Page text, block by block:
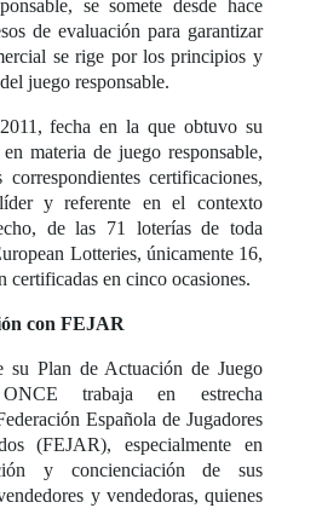
se somete desde hace
de evaluación para garantizar
se rige por los principios y
juego responsable.
fecha en la que obtuvo su
materia de juego responsable,
certificaciones,
y referente en el contexto
de las 71 loterías de toda
Lotteries, únicamente 16,
certificadas en cinco ocasiones.
con FEJAR
su Plan de Actuación de Juego
trabaja en estrecha
Española de Jugadores
(FEJAR), especialmente en
y concienciación de sus
y vendedoras, quienes